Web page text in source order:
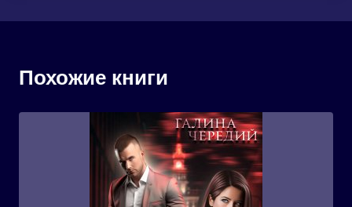
Похожие книги